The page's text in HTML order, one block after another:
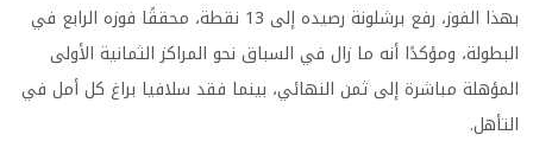
بهذا الفوز، رفع برشلونة رصيده إلى 13 نقطة، محققًا فوزه الرابع في
البطولة، ومؤكدًا أنه ما زال في السباق نحو المراكز الثمانية الأولى
المؤهلة مباشرة إلى ثمن النهائي، بينما فقد سلافيا براغ كل أمل في
التأهل.